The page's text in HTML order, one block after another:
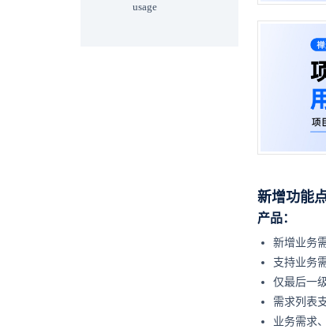
新增功能
产品：
新增业务
支持业务
仅最后一
需求列表
业务需求
usage